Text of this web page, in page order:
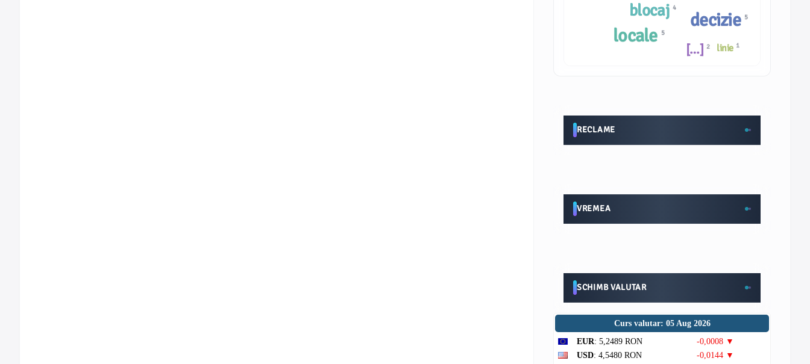
linie 1
blocaj4
decizie 5
[…] 2
locale 5
RECLAME
VREMEA
SCHIMB VALUTAR
Curs valutar: 05 Aug 2026
EUR: 5,2489 RON
-0,0008 ▼
USD: 4,5480 RON
-0,0144 ▼